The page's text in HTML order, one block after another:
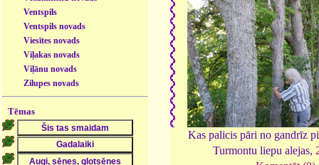
Ventspils
Ventspils novads
Viesītes novads
Viļakas novads
Viļānu novads
Zilupes novads
Tēmas
Kas palicis pāri no gandrīz
Turmontu liepu alejas,